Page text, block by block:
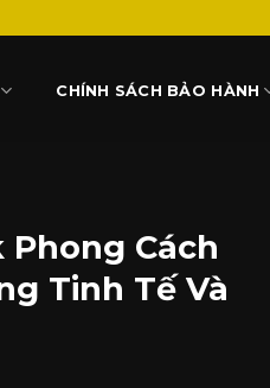
CHÍNH SÁCH BẢO HÀNH
Cách
Tinh Tế Và